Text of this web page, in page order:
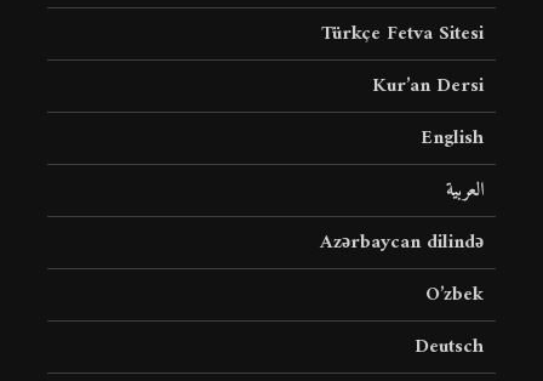
Türkçe Fetva Sitesi
Kur’an Dersi
English
العربية
Azərbaycan dilində
O’zbek
Deutsch